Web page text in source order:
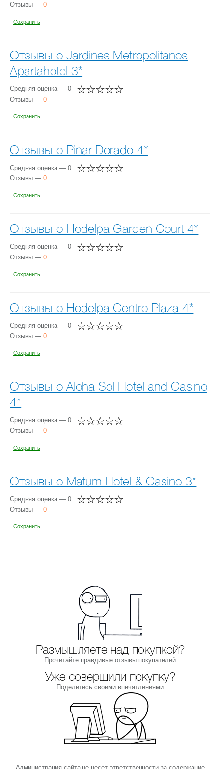
Отзывы — 0
Сохранить
Отзывы о Jardines Metropolitanos
Apartahotel 3*
Средняя оценка — 0
Отзывы — 0
Сохранить
Отзывы о Pinar Dorado 4*
Средняя оценка — 0
Отзывы — 0
Сохранить
Отзывы о Hodelpa Garden Court 4*
Средняя оценка — 0
Отзывы — 0
Сохранить
Отзывы о Hodelpa Centro Plaza 4*
Средняя оценка — 0
Отзывы — 0
Сохранить
Отзывы о Aloha Sol Hotel and Casino
4*
Средняя оценка — 0
Отзывы — 0
Сохранить
Отзывы о Matum Hotel & Casino 3*
Средняя оценка — 0
Отзывы — 0
Сохранить
Размышляете над покупкой?
Прочитайте правдивые отзывы покупателей
Уже совершили покупку?
Поделитесь своими впечатлениями
Администрация сайта не несет ответственности за содержание